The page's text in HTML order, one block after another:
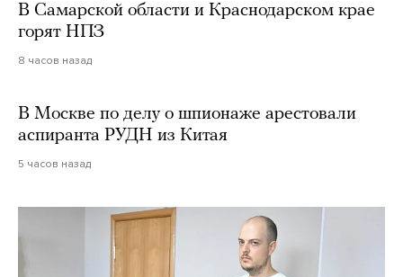
В Самарской области и Краснодарском крае
горят НПЗ
8 часов назад
В Москве по делу о шпионаже арестовали
аспиранта РУДН из Китая
5 часов назад